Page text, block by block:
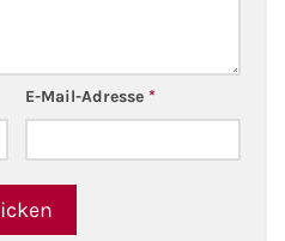
E-Mail-Adresse *